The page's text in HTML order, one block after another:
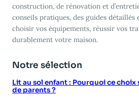
construction, de rénovation et
conseils pratiques, des guides
choisir vos équipements, réussir vos
durablement votre maison.
Notre sélection
Lit au sol enfant : Pourquoi ce
de parents ?